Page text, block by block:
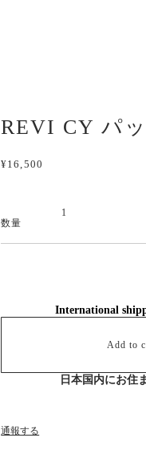
REVI CY パ
¥16,500
数量
International
Add to
日本国内にお住
通報する